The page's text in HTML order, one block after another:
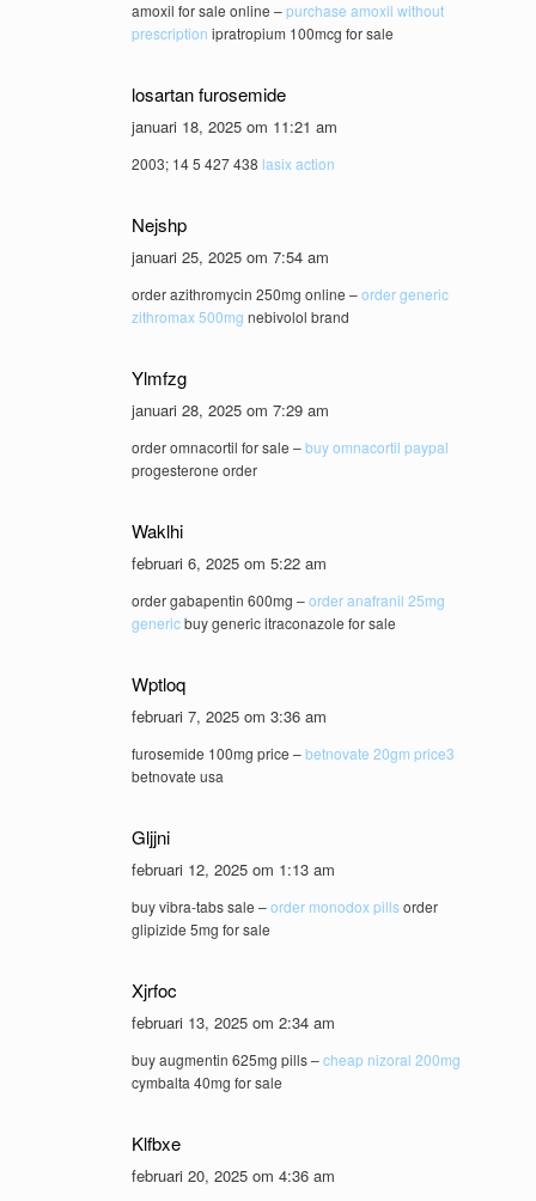
amoxil for sale online –purchase amoxil without
prescription ipratropium 100mcg for sale
losartan furosemide
januari 18, 2025 om 11:21 am
2003; 14 5 427 438 lasix action
Nejshp
januari 25, 2025 om 7:54 am
order azithromycin 250mg online –order generic
zithromax 500mg nebivolol brand
Ylmfzg
januari 28, 2025 om 7:29 am
order omnacortil for sale –buy omnacortil paypal
progesterone order
Waklhi
februari 6, 2025 om 5:22 am
order gabapentin 600mg –order anafranil 25mg
genericbuy generic itraconazole for sale
Wptloq
februari 7, 2025 om 3:36 am
furosemide 100mg price –betnovate 20gm price3
betnovate usa
Gljjni
februari 12, 2025 om 1:13 am
buy vibra-tabs sale –order monodox pillsorder
glipizide 5mg for sale
Xjrfoc
februari 13, 2025 om 2:34 am
buy augmentin 625mg pills –cheap nizoral 200mg
cymbalta 40mg for sale
Klfbxe
februari 20, 2025 om 4:36 am